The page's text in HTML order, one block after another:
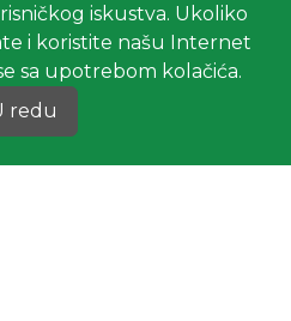
iskustva. Ukoliko
i koristite našu Internet
sa upotrebom kolačića.
redu
nas